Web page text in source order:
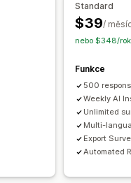
Export dat
Zákaznické segmenty
Standard
$39/
nebo $348/
Funkce
500
Weekly AI
Unlimited
Multi-
Export
Automated